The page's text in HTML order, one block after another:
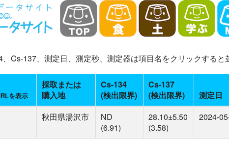
Cs-137、測定日、測定秒、測定器は項目名をクリックすると
を表示
採取または
購入地
Cs-134
(検出限界)
Cs-137
(検出限界)
測定日
秋田県湯沢市
ND
(6.91)
28.10±5.50
(3.58)
2024-